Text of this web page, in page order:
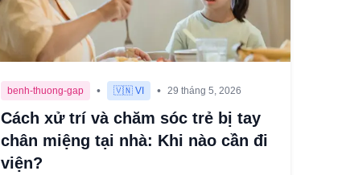
benh-thuong-gap • 🇻🇳 VI • 29 tháng 5, 2026
Cách xử trí và chăm sóc trẻ bị tay
chân miệng tại nhà: Khi nào cần đi
viện?